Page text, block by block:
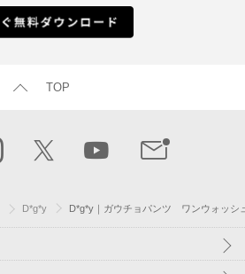
TOP
D*g*y D*g*y｜ガウチョパンツ ワンウォッ